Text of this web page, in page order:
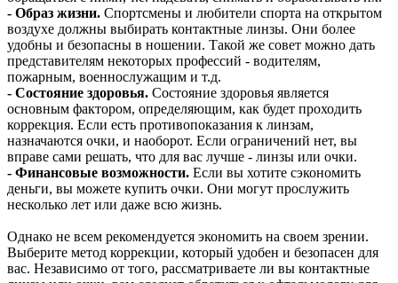
- Образ жизни. Спортсмены и любители спорта на открытом
воздухе должны выбирать контактные линзы. Они более
удобны и безопасны в ношении. Такой же совет можно дать
представителям некоторых профессий - водителям,
пожарным, военнослужащим и т.д.
- Состояние здоровья. Состояние здоровья является
основным фактором, определяющим, как будет проходить
коррекция. Если есть противопоказания к линзам,
назначаются очки, и наоборот. Если ограничений нет, вы
вправе сами решать, что для вас лучше - линзы или очки.
- Финансовые возможности. Если вы хотите сэкономить
деньги, вы можете купить очки. Они могут прослужить
несколько лет или даже всю жизнь.
Однако не всем рекомендуется экономить на своем зрении.
Выберите метод коррекции, который удобен и безопасен для
вас. Независимо от того, рассматриваете ли вы контактные